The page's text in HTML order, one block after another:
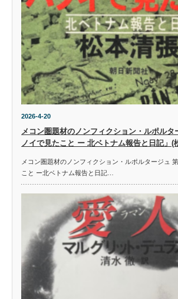
2026-4-20
メコン圏題材のノンフィクション・ルポルタ
ノイで見たこと ー 北ベトナム報告と日記」(
メコン圏題材のノンフィクション・ルポルタージュ
こと ー北ベトナム報告と日記…